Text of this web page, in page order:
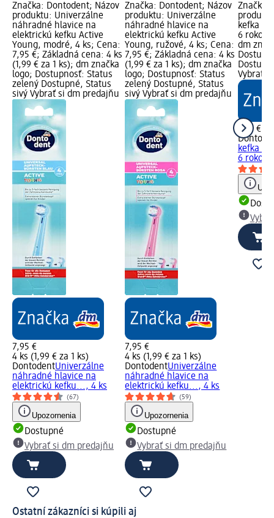
Značka: Dontodent; Názov
produktu: Univerzálne
náhradné hlavice na
elektrickú kefku Active
Young, modré, 4 ks; Cena:
7,95 €; Základná cena: 4 ks
(1,99 € za 1 ks); dm značka
logo; Dostupnosť: Status
zelený Dostupné, Status
sivý Vybrať si dm predajňu
7,95 €
4 ks (1,99 € za 1 ks)
DontodentUniverzálne
náhradné hlavice na
elektrickú kefku..., 4 ks
(67)
Upozornenia
Dostupné
Vybrať si dm predajňu
Značka: Dontodent; Názov
produktu: Univerzálne
náhradné hlavice na
elektrickú kefku Active
Young, ružové, 4 ks; Cena:
7,95 €; Základná cena: 4 ks
(1,99 € za 1 ks); dm značka
logo; Dostupnosť: Status
zelený Dostupné, Status
sivý Vybrať si dm predajňu
7,95 €
4 ks (1,99 € za 1 ks)
DontodentUniverzálne
náhradné hlavice na
elektrickú kefku..., 4 ks
(59)
Upozornenia
Dostupné
Vybrať si dm predajňu
Značka:
kefka s
6 rokov,
dm
Vybrať
1,95 €
kefka s
6 rokov,
Ostatní zákazníci si kúpili aj